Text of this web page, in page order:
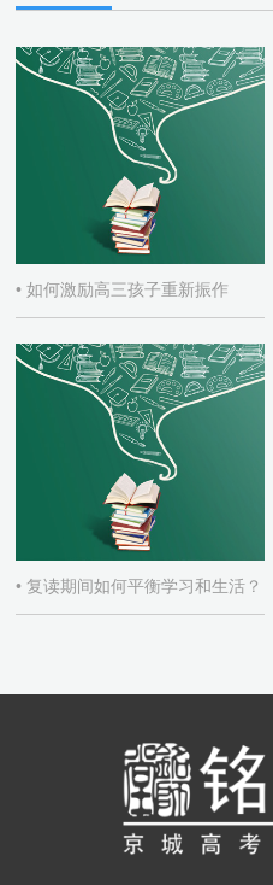
• 如何激励高三孩子重新振作
• 复读期间如何平衡学习和生活？